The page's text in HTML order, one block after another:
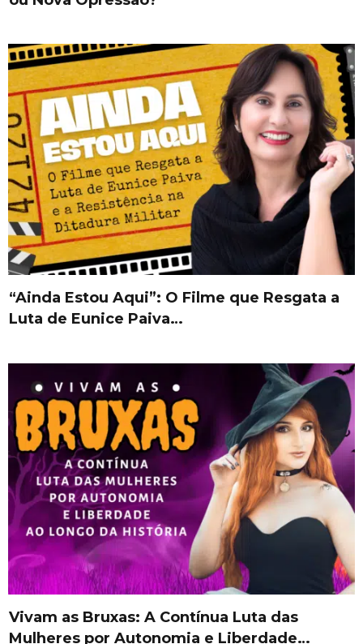
“Ainda Estou Aqui”: O Filme que Resgata a
Luta de Eunice Paiva…
Vivam as Bruxas: A Contínua Luta das
Mulheres por Autonomia e Liberdade…